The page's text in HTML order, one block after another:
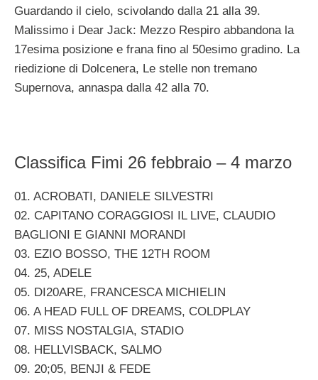
Guardando il cielo, scivolando dalla 21 alla 39.
Malissimo i Dear Jack: Mezzo Respiro abbandona la
17esima posizione e frana fino al 50esimo gradino. La
riedizione di Dolcenera, Le stelle non tremano
Supernova, annaspa dalla 42 alla 70.
Classifica Fimi 26 febbraio – 4 marzo
01. ACROBATI, DANIELE SILVESTRI
02. CAPITANO CORAGGIOSI IL LIVE, CLAUDIO
BAGLIONI E GIANNI MORANDI
03. EZIO BOSSO, THE 12TH ROOM
04. 25, ADELE
05. DI20ARE, FRANCESCA MICHIELIN
06. A HEAD FULL OF DREAMS, COLDPLAY
07. MISS NOSTALGIA, STADIO
08. HELLVISBACK, SALMO
09. 20;05, BENJI & FEDE